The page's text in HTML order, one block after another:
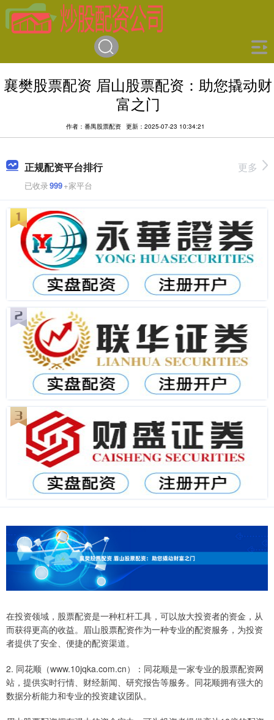
襄樊股票配资 眉山股票配资：助您撬动财
富之门
作者：番禺股票配资 更新：2025-07-23 10:34:21
正规配资平台排行
已收录999+家平台
更多
在投资领域，股票配资是一种杠杆工具，可以放大投资者的资金，从
而获得更高的收益。眉山股票配资作为一种专业的配资服务，为投资
者提供了安全、便捷的配资渠道。
2. 同花顺（www.10jqka.com.cn）：同花顺是一家专业的股票配资网
站，提供实时行情、财经新闻、研究报告等服务。同花顺拥有强大的
数据分析能力和专业的投资建议团队。